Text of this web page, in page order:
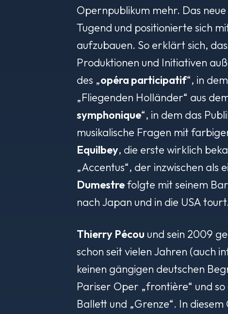
Opernpublikum mehr. Das
Tugend und positionierte sich
aufzubauen. So erklärt sich,
Produktionen und Initiativen
des „opéra participatif“, in
„Fliegenden Holländer“ aus
symphonique“, in dem das
musikalische Fragen mit
Equilbey, die erste wirklich
„Accentus“, der inzwischen
Dumestrefolgte mit seinem
nach Japan und in die USA
Thierry Pécou und sein 2009
schon seit vielen Jahren (auch
keinen gängigen deutschen
Pariser Oper „frontière“ und
Ballett und „Grenze“. In